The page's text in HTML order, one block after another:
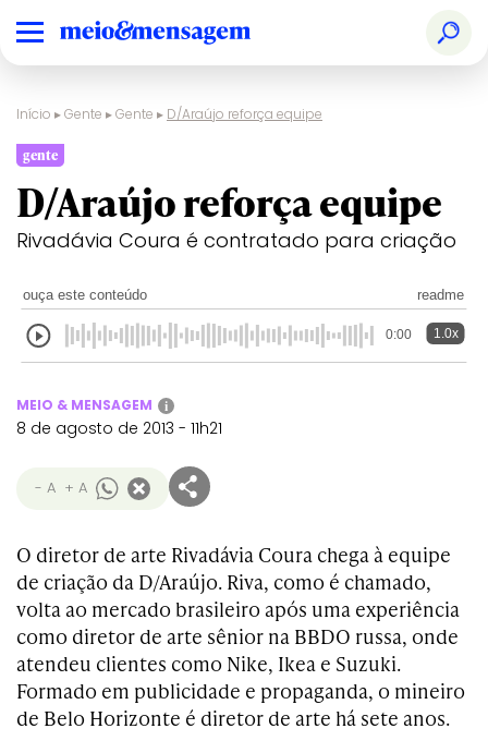
Início ▸Gente ▸Gente ▸ D/Araújo reforça equipe
gente
D/Araújo reforça equipe
Rivadávia Coura é contratado para criação
ouça este conteúdo readme
0:00 1.0x
MEIO & MENSAGEM i
8 de agosto de 2013 - 11h21
- A + A
O diretor de arte Rivadávia Coura chega à equipe
de criação da D/Araújo. Riva, como é chamado,
volta ao mercado brasileiro após uma experiência
como diretor de arte sênior na BBDO russa, onde
atendeu clientes como Nike, Ikea e Suzuki.
Formado em publicidade e propaganda, o mineiro
de Belo Horizonte é diretor de arte há sete anos.